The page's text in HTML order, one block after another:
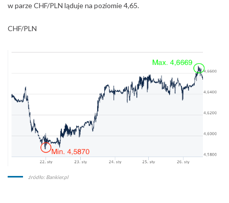
w parze CHF/PLN ląduje na poziomie 4,65.
CHF/PLN
źródło: Bankier.pl